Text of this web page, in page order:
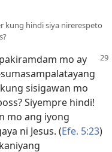
kung hindi siya nirerespeto
mo ay
sisigawan mo
Siyempre hindi!
mo ang iyong
ni Jesus. (Efe. 5:23)